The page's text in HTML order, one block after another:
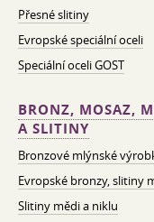
Přesné slitiny
Evropské speciální oceli
Speciální oceli GOST
BRONZ, MOSAZ,
A SLITINY
Bronzové mlýnské
Evropské bronzy, slitiny
Slitiny mědi a niklu